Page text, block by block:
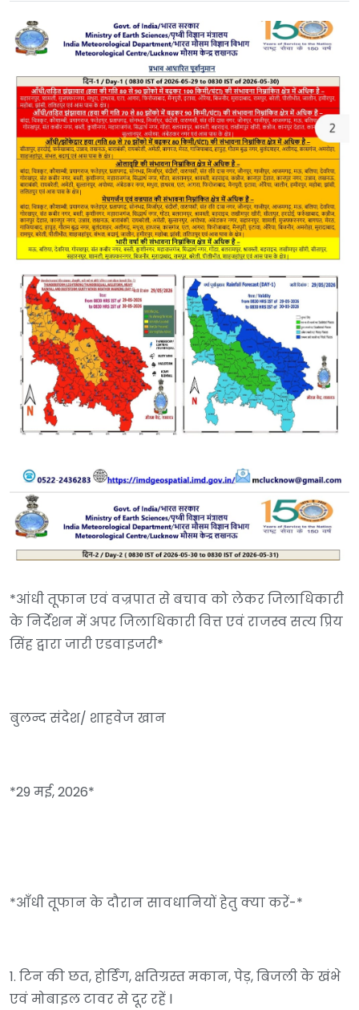
*आंधी तूफान एवं वज्रपात से बचाव को लेकर जिलाधिकारी
के निर्देशन में अपर जिलाधिकारी वित्त एवं राजस्व सत्य प्रिय
सिंह द्वारा जारी एडवाइजरी*
बुलन्द संदेश/ शाहवेज खान
*29 मई, 2026*
*आँधी तूफान के दौरान सावधानियों हेतु क्या करें-*
1. टिन की छत, होर्डिंग, क्षतिग्रस्त मकान, पेड़, बिजली के खंभे
एवं मोबाइल टावर से दूर रहें l